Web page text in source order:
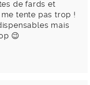
de fards et
tente pas trop !
mais
😉